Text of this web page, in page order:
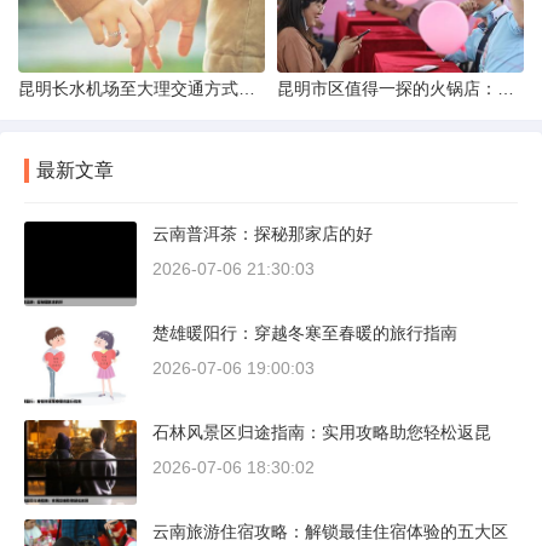
最新文章
云南普洱茶：探秘那家店的好
2026-07-06 21:30:03
楚雄暖阳行：穿越冬寒至春暖的旅行指南
2026-07-06 19:00:03
石林风景区归途指南：实用攻略助您轻松返昆
2026-07-06 18:30:02
云南旅游住宿攻略：解锁最佳住宿体验的五大区